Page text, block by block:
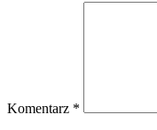
Komentarz *